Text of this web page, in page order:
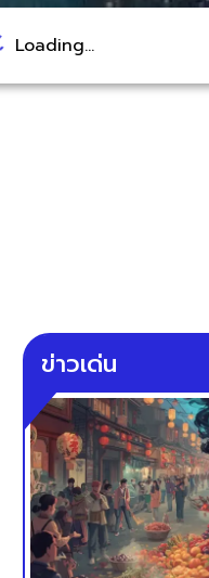
Loading...
ข่าวเด่น